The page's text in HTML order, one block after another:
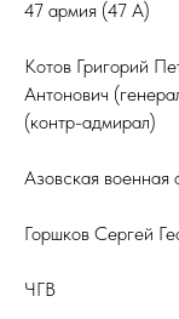
47 армия (47 А)
Котов Григорий
Антонович
(контр-адмирал)
Азовская
Горшков Сергей
ЧГВ